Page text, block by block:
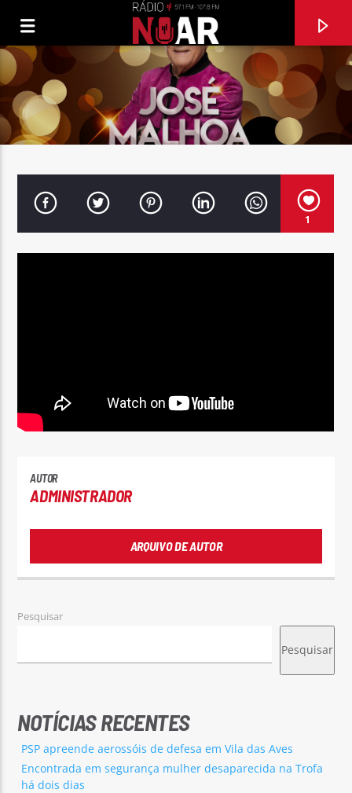
1
AUTOR
ADMINISTRADOR
ARQUIVO DE AUTOR
Pesquisar
Pesquisar
NOTÍCIAS RECENTES
PSP apreende aerossóis de defesa em Vila das Aves
Encontrada em segurança mulher desaparecida na Trofa
há dois dias